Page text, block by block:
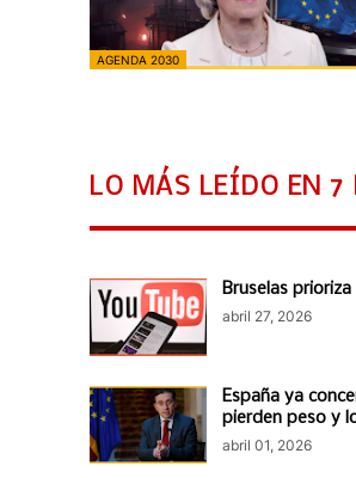
AGENDA 2030
LO MÁS LEÍDO EN 7
Bruselas
abril 27, 2026
España ya
pierden peso y
abril 01, 2026